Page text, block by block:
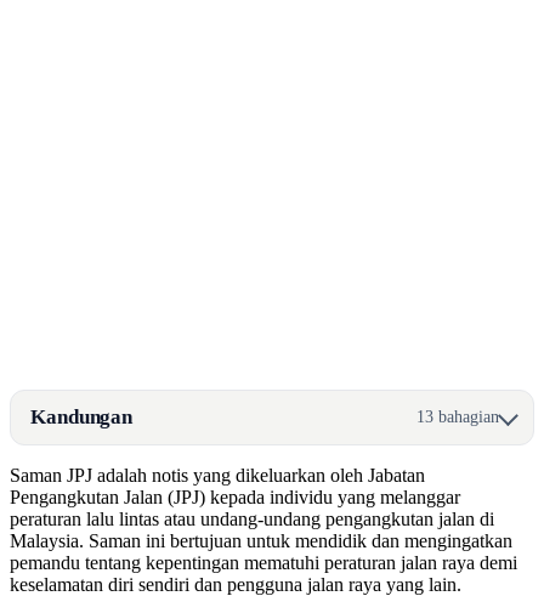
Kandungan 13 bahagian
Saman JPJ adalah notis yang dikeluarkan oleh Jabatan
Pengangkutan Jalan (JPJ) kepada individu yang melanggar
peraturan lalu lintas atau undang-undang pengangkutan jalan di
Malaysia. Saman ini bertujuan untuk mendidik dan mengingatkan
pemandu tentang kepentingan mematuhi peraturan jalan raya demi
keselamatan diri sendiri dan pengguna jalan raya yang lain.